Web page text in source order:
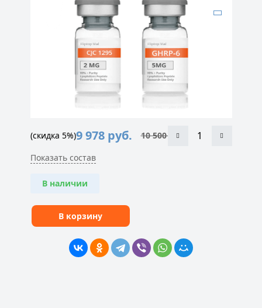
10 500 руб.
9 978 руб.
(скидка 5%)
Показать состав
В наличии
В корзину